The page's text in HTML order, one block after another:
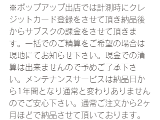
※ポップアップ出店では計測時にクレ
ジットカード登録をさせて頂き納品後
からサブスクの課金をさせて頂きま
す。一括でのご精算をご希望の場合は
現地にてお知らせ下さい。現金での清
算は出来ませんので予めご了承下さ
い。メンテナンスサービスは納品日か
ら1年間となり通常と変わりありません
のでご安心下さい。通常ご注文から2ヶ
月ほどで納品させて頂いております。